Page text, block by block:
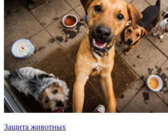
Защита животных